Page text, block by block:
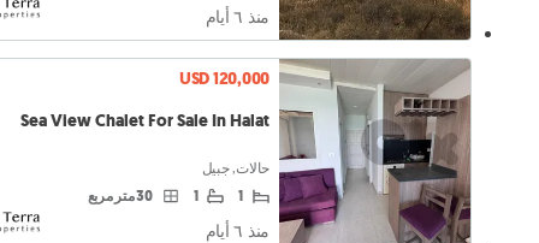
منذ ٦ أيام
USD 120,000
Sea View Chalet For Sale In Halat
حالات, جبيل
1
1 30 متر مربع
منذ ٦ أيام